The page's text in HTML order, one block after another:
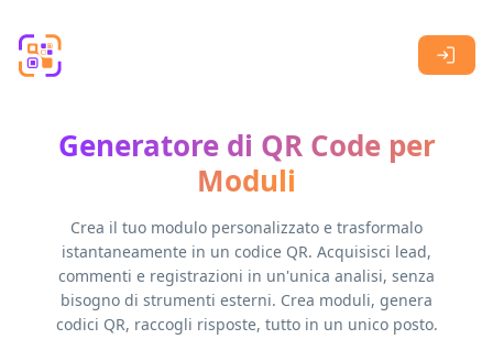
Generatore di QR Code per
Moduli
Crea il tuo modulo personalizzato e trasformalo
istantaneamente in un codice QR. Acquisisci lead,
commenti e registrazioni in un'unica analisi, senza
bisogno di strumenti esterni. Crea moduli, genera
codici QR, raccogli risposte, tutto in un unico posto.